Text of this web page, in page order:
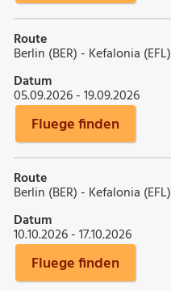
Route
Berlin (BER) - Kefalonia (EFL)
Datum
05.09.2026 - 19.09.2026
Fluege finden
Route
Berlin (BER) - Kefalonia (EFL)
Datum
10.10.2026 - 17.10.2026
Fluege finden